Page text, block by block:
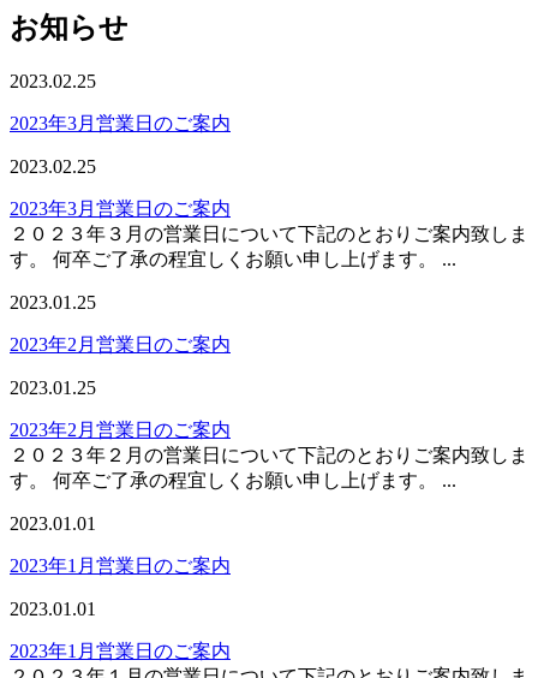
お知らせ
2023.02.25
2023年3月営業日のご案内
2023.02.25
2023年3月営業日のご案内
２０２３年３月の営業日について下記のとおりご案内致しま
す。 何卒ご了承の程宜しくお願い申し上げます。 ...
2023.01.25
2023年2月営業日のご案内
2023.01.25
2023年2月営業日のご案内
２０２３年２月の営業日について下記のとおりご案内致しま
す。 何卒ご了承の程宜しくお願い申し上げます。 ...
2023.01.01
2023年1月営業日のご案内
2023.01.01
2023年1月営業日のご案内